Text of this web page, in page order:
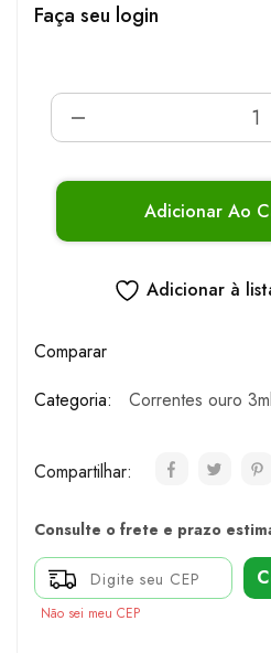
Faça seu login
Adicionar Ao
Adicionar à
Comparar
Categoria:
Correntes ouro
Compartilhar:
Consulte o frete e prazo
Não sei meu CEP